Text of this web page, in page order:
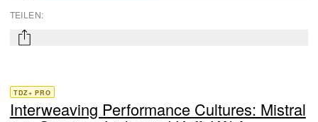
TEILEN:
mail
TDZ+ PRO
Interweaving Performance Cultures: Mistral